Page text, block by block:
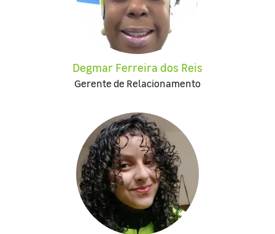
Degmar Ferreira dos Reis
Gerente de Relacionamento